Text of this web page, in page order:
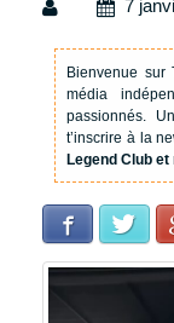
7
Bienvenue sur
média
passionnés.
t’inscrire à la
Legend Club
Facebook